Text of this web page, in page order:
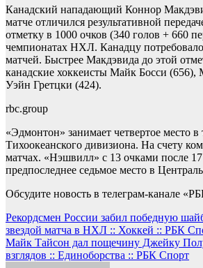
Канадский нападающий Коннор
матче отличился результативной
отметку в 1000 очков (340 голов + 660
чемпионатах НХЛ. Канадцу
матчей. Быстрее Макдэвида до этой
канадские хоккеисты Майк Босси
Уэйн Гретцки (424).
rbc.group
«Эдмонтон» занимает четвертое место
Тихоокеанского дивизиона. На счету
матчах. «Нэшвилл» с 13 очками после
предпоследнее седьмое место в
Обсудите новость в телеграм-канале
Навигация
по
записям
Рекордсмен России забил победную
звездой матча в НХЛ :: Хоккей :: РБК
Майк Тайсон дал пощечину Джейку
взглядов :: Единоборства :: РБК Спорт